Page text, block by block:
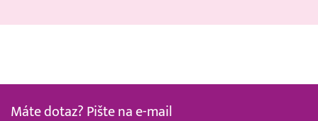
Máte dotaz? Pište na e-mail